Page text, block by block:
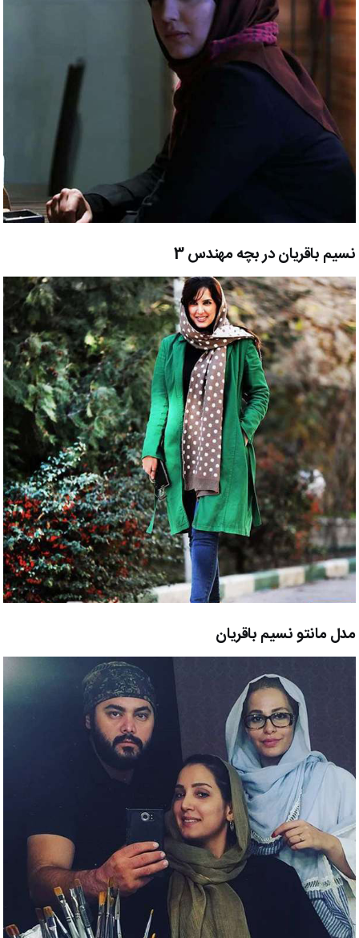
نسیم باقریان در بچه مهندس 3
مدل مانتو نسیم باقریان